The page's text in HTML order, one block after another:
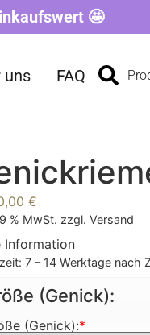
🤩
uns FAQ
€
% MwSt. zzgl. Versand
Information
7 – 14 Werktage nach
(Genick):
*
(Genick):